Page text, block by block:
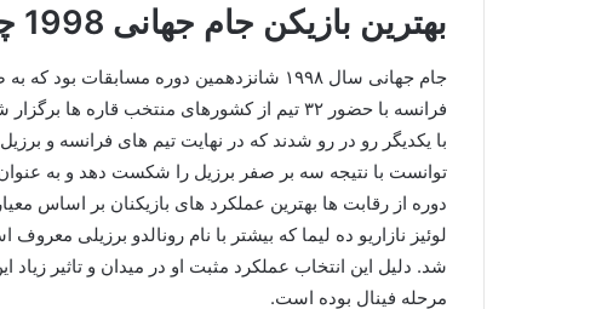
بهترین بازیکن جام جهانی 1998 چه کسی بود؟
فرانسه با حضور ۳۲ تیم از کشورهای منتخب
با یکدیگر رو در رو شدند که در نهایت تیم های فرانسه و
دوره از رقابت ‌ها بهترین عملکرد های بازیکنان بر اساس
لوئیز نازاریو ده لیما که بیشتر با نام رونالدو برزیلی
شد. دلیل این انتخاب عملکرد مثبت او در میدان و تاثیر زیاد
مرحله فینال بوده است.